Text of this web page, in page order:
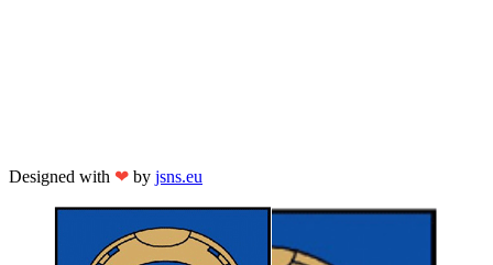
Designed with ❤ by jsns.eu